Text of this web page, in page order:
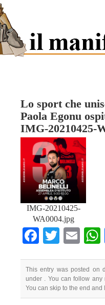
Lo sport che
Paola Egonu
IMG-20210425-
IMG-20210425-
WA0004.jpg
Facebook
Twitter
This entry was posted on
under . You can follow any
You can skip to the end